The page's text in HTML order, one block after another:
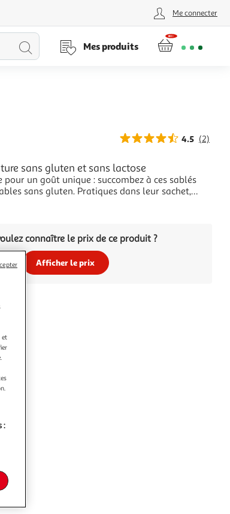
Me connecter
Lancer
Mes produits
4.5 (2)
sans gluten et sans lactose
un goût unique : succombez à ces sablés
sans gluten. Pratiques dans leur sachet,
découvrir à vos amis !
connaître le prix de ce produit ?
Afficher le prix
et
: